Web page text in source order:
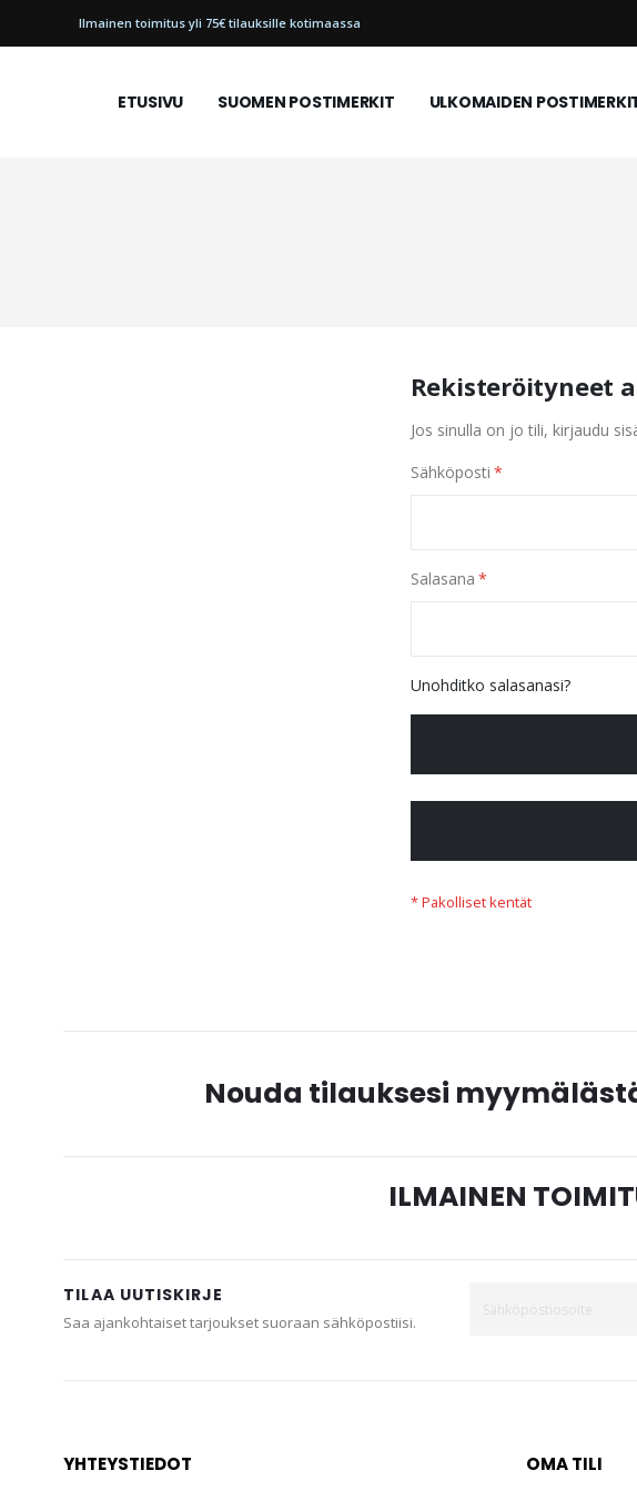
Ilmainen toimitus yli 75€ tilauksille kotimaassa
ETUSIVU SUOMEN POSTIMERKIT ULKOMAIDEN
Rekisteröityneet
Jos sinulla on jo tili, kirjaudu
Sähköposti
Salasana
Unohditko salasanasi?
Nouda tilauksesi
ILMAINEN
TILAA UUTISKIRJE
Saa ajankohtaiset tarjoukset suoraan sähköpostiisi.
YHTEYSTIEDOT OMA TILI